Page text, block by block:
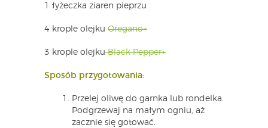
1 łyżeczka ziaren pieprzu
4 krople olejku Oregano+
3 krople olejkuBlack Pepper+
Sposób przygotowania:
Przelej oliwę do garnka lub rondelka.
Podgrzewaj na małym ogniu, aż
zacznie się gotować.